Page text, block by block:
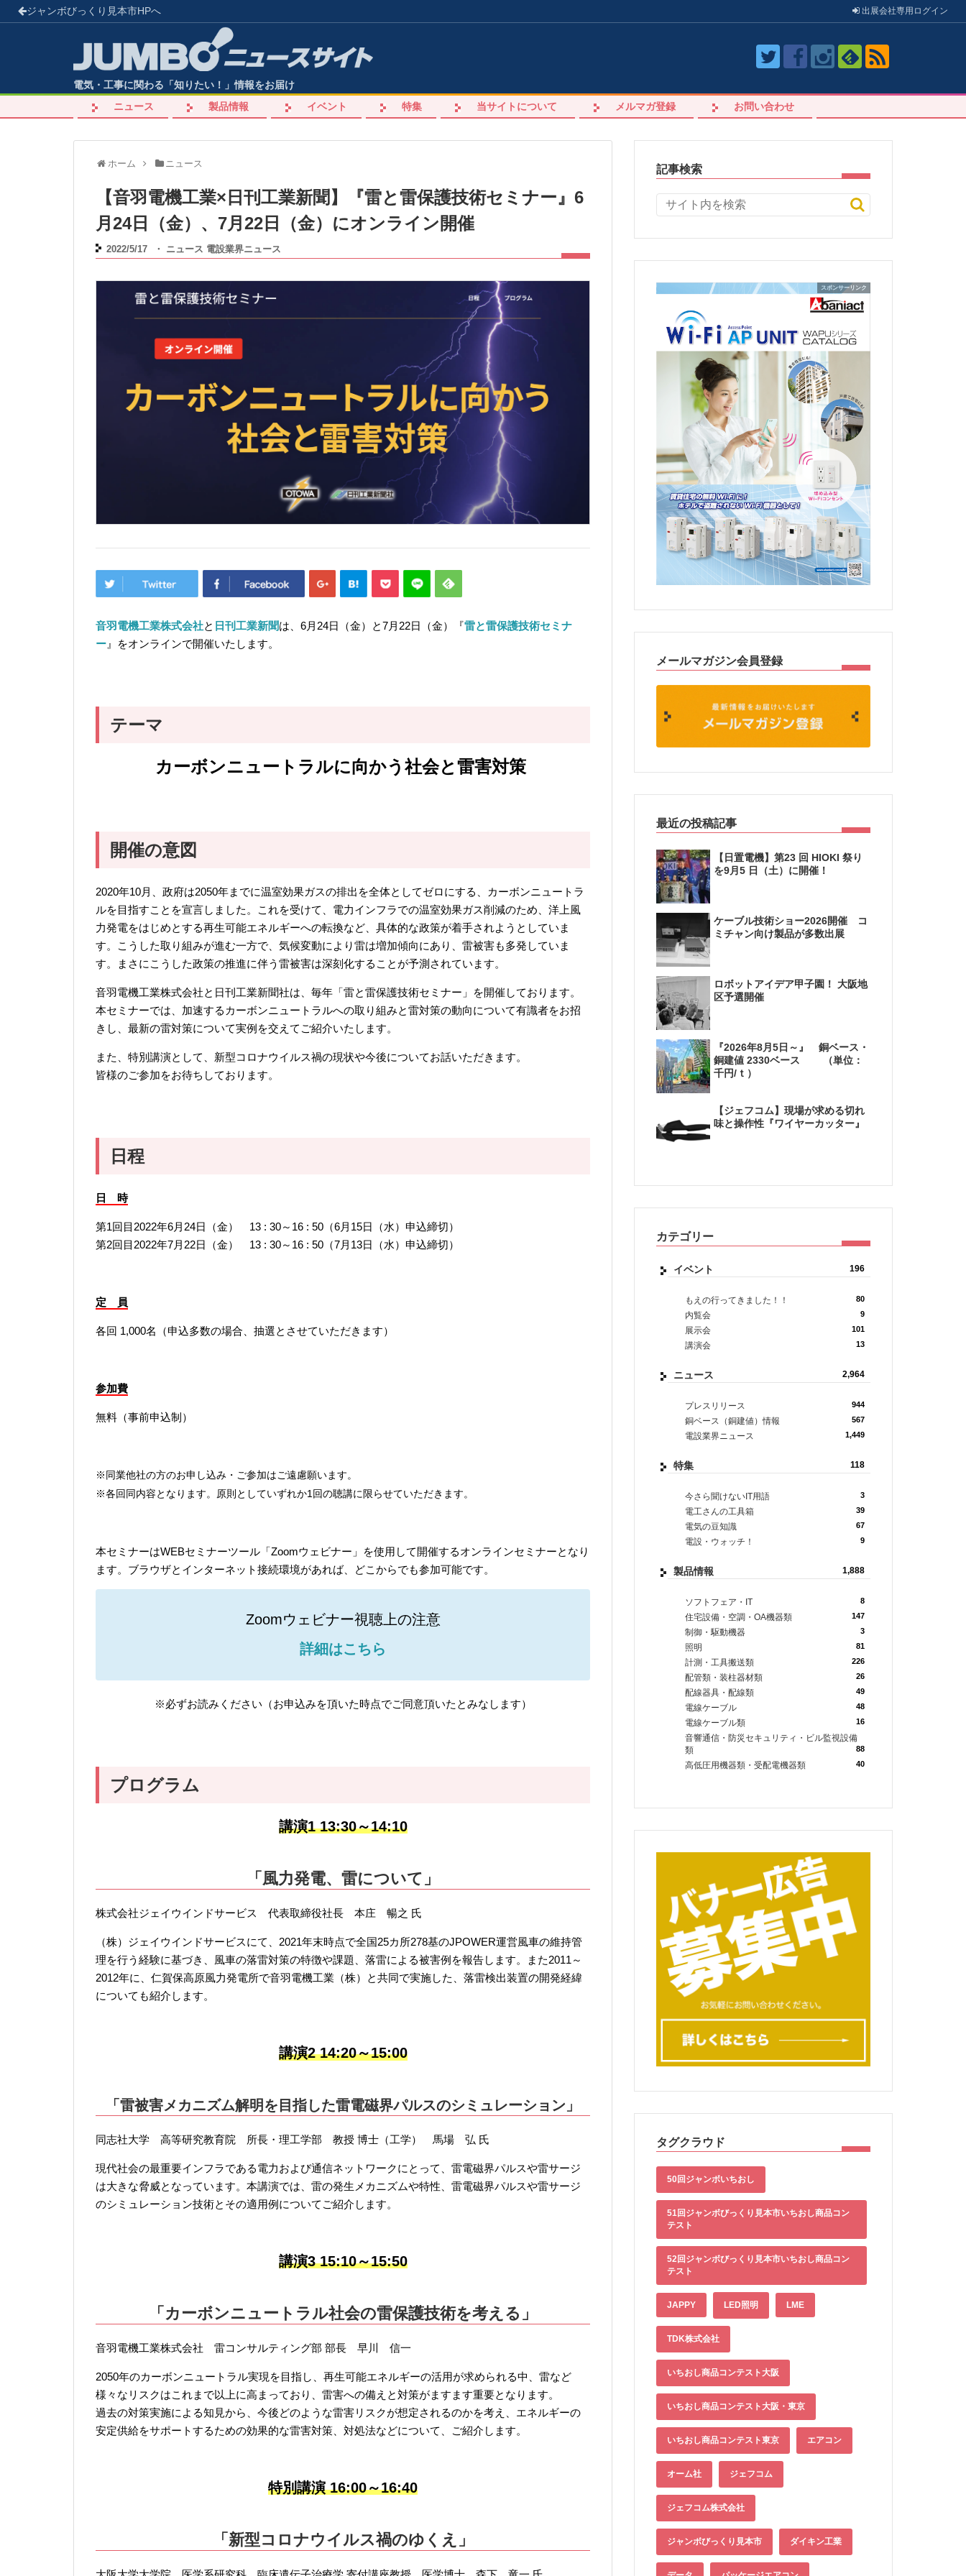
ジャンボびっくり見本市HPへ 出展会社専用 ログイン
電気・工事に関わる「知りたい！」情報をお届け
ニュース
製品情報 イベント 特集 当サイトについて メルマガ登録 お問い合わせ
ホーム ニュース
【音羽電機工業×日刊工業新聞】『雷と雷保護技術セミナー』6
月24日（金）、7月22日（金）にオンライン開催
2022/5/17 ・ ニュース 電設業界ニュース
音羽電機工業株式会社と 日刊工業新聞は、6月24日（金）と7月22日（金）『雷と雷保護技術セミナ
ー 』をオンラインで開催いたします。
テーマ
カーボンニュートラルに向かう社会と雷害対策
開催の意図
2020年10月、政府は2050年までに温室効果ガスの排出を全体としてゼロにする、カーボンニュートラ
ルを目指すことを宣言しました。これを受けて、電力インフラでの温室効果ガス削減のため、洋上風
力発電をはじめとする再生可能エネルギーへの転換など、具体的な政策が着手されようとしていま
す。こうした取り組みが進む一方で、気候変動により雷は増加傾向にあり、雷被害も多発していま
す。まさにこうした政策の推進に伴う雷被害は深刻化することが予測されています。
音羽電機工業株式会社と日刊工業新聞社は、毎年「雷と雷保護技術セミナー」を開催しております。
本セミナーでは、加速するカーボンニュートラルへの取り組みと雷対策の動向について有識者をお招
きし、最新の雷対策について実例を交えてご紹介いたします。
また、特別講演として、新型コロナウイルス禍の現状や今後についてお話いただきます。
皆様のご参加をお待ちしております。
日程
日 時
第1回目2022年6月24日（金） 13 : 30～16 : 50（6月15日（水）申込締切）
第2回目2022年7月22日（金） 13 : 30～16 : 50（7月13日（水）申込締切）
定 員
各回 1,000名（申込多数の場合、抽選とさせていただきます）
参加費
無料（事前申込制）
※同業他社の方のお申し込み・ご参加はご遠慮願います。
※各回同内容となります。原則としていずれか1回の聴講に限らせていただきます。
本セミナーはWEBセミナーツール「Zoomウェビナー」を使用して開催するオンラインセミナーとなり
ます。ブラウザとインターネット接続環境があれば、どこからでも参加可能です。
Zoomウェビナー視聴上の注意
詳細はこちら
※必ずお読みください（お申込みを頂いた時点でご同意頂いたとみなします）
プログラム
講演1 13:30～14:10
「風力発電、雷について」
株式会社ジェイウインドサービス 代表取締役社長 本庄 暢之 氏
（株）ジェイウインドサービスにて、2021年末時点で全国25カ所278基のJPOWER運営風車の維持管
理を行う経験に基づき、風車の落雷対策の特徴や課題、落雷による被害例を報告します。また2011～
2012年に、仁賀保高原風力発電所で音羽電機工業（株）と共同で実施した、落雷検出装置の開発経緯
についても紹介します。
講演2 14:20～15:00
「雷被害メカニズム解明を目指した雷電磁界パルスのシミュレーション」
同志社大学 高等研究教育院 所長・理工学部 教授 博士（工学） 馬場 弘 氏
現代社会の最重要インフラである電力および通信ネットワークにとって、雷電磁界パルスや雷サージ
は大きな脅威となっています。本講演では、雷の発生メカニズムや特性、雷電磁界パルスや雷サージ
のシミュレーション技術とその適用例についてご紹介します。
講演3 15:10～15:50
「カーボンニュートラル社会の雷保護技術を考える」
音羽電機工業株式会社 雷コンサルティング部 部長 早川 信一
2050年のカーボンニュートラル実現を目指し、再生可能エネルギーの活用が求められる中、雷など
様々なリスクはこれまで以上に高まっており、雷害への備えと対策がますます重要となります。
過去の対策実施による知見から、今後どのような雷害リスクが想定されるのかを考え、エネルギーの
安定供給をサポートするための効果的な雷害対策、対処法などについて、ご紹介します。
特別講演 16:00～16:40
「新型コロナウイルス禍のゆくえ」
記事検索
メールマガジン会員登録
最近の投稿記事
【日置電機】第23 回 HIOKI 祭り
を9月5 日（土）に開催！
ケーブル技術ショー2026開催 コ
ミチャン向け製品が多数出展
ロボットアイデア甲子園！ 大阪地
区予選開催
『2026年8月5日～』 銅ベース・
銅建値 2330ベース （単位：
千円/ｔ）
【ジェフコム】現場が求める切れ
味と操作性『ワイヤーカッター』
カテゴリー
イベント 196
もえの行ってきました！！ 80
内覧会 9
展示会 101
講演会 13
ニュース 2,964
プレスリリース 944
銅ベース（銅建値）情報 567
電設業界ニュース 1,449
特集 118
今さら聞けないIT用語 3
電工さんの工具箱 39
電気の豆知識 67
電設・ウォッチ！ 9
製品情報 1,888
ソフトフェア・IT 8
住宅設備・空調・OA機器類 147
制御・駆動機器 3
照明 81
計測・工具搬送類 226
配管類・装柱器材類 26
配線器具・配線類 49
電線ケーブル 48
電線ケーブル類 16
音響通信・防災セキュリティ・ビル監視設備
類
88
高低圧用機器類・受配電機器類 40
タグクラウド
50回ジャンボいちおし
51回ジャンボびっくり見本市いちおし商品コン
テスト
52回ジャンボびっくり見本市いちおし商品コン
テスト
JAPPY LED照明 LME
TDK株式会社
いちおし商品コンテスト大阪
いちおし商品コンテスト大阪・東京
いちおし商品コンテスト東京 エアコン
オーム社 ジェフコム
ジェフコム株式会社
ジャンボびっくり見本市 ダイキン工業